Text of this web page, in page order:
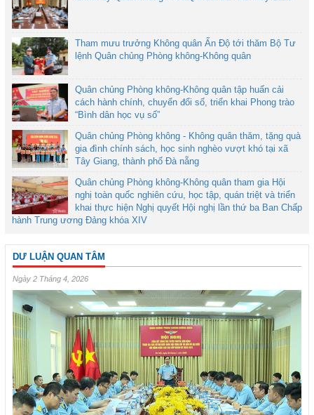
Tham mưu trưởng Không quân Ấn Độ tới thăm Bộ Tư
lệnh Quân chủng Phòng không-Không quân
Quân chủng Phòng không-Không quân tập huấn cải
cách hành chính, chuyển đổi số, triển khai Phong trào
“Bình dân học vụ số”
Quân chủng Phòng không - Không quân thăm, tặng quà
gia đình chính sách, học sinh nghèo vượt khó tại xã
Tây Giang, thành phố Đà nẵng
Quân chủng Phòng không-Không quân tham gia Hội
nghị toàn quốc nghiên cứu, học tập, quán triệt và triển
khai thực hiện Nghị quyết Hội nghị lần thứ ba Ban Chấp
hành Trung ương Đảng khóa XIV
DƯ LUẬN QUAN TÂM
Ngày 2 Tháng 4, 2026